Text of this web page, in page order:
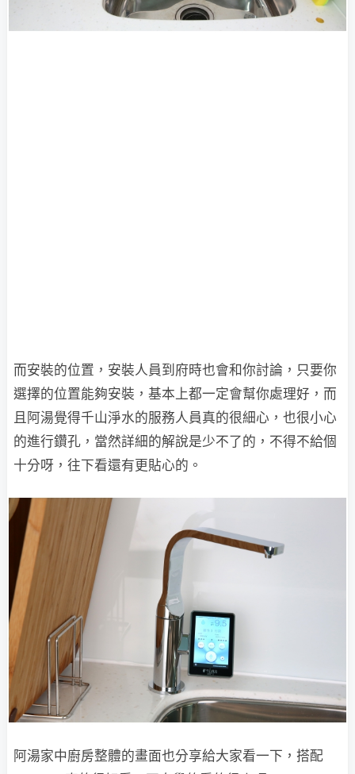
而安裝的位置，安裝人員到府時也會和你討論，只要你
選擇的位置能夠安裝，基本上都一定會幫你處理好，而
且阿湯覺得千山淨水的服務人員真的很細心，也很小心
的進行鑽孔，當然詳細的解說是少不了的，不得不給個
十分呀，往下看還有更貼心的。
阿湯家中廚房整體的畫面也分享給大家看一下，搭配